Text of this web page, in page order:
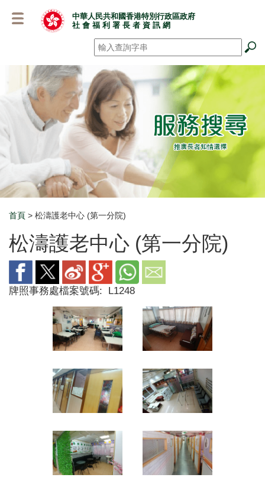
中華人民共和國香港特別行政區政府
社 會 福 利 署 長 者 資 訊 網
搜尋 *
Breadcrumb
首頁 > 松濤護老中心 (第一分院)
松濤護老中心 (第一分院)
牌照事務處檔案號碼: L1248